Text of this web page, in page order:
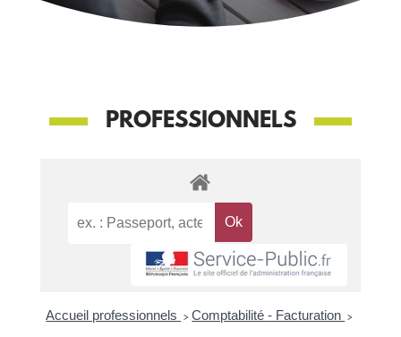
PROFESSIONNELS
Accueil professionnels > Comptabilité - Facturation >